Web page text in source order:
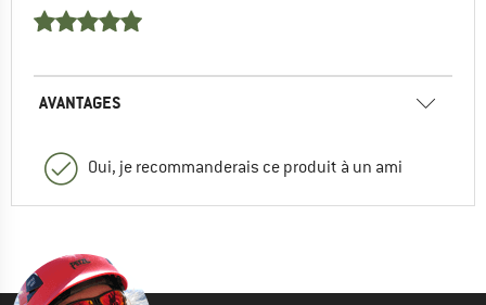
AVANTAGES
Oui, je recommanderais ce produit à un ami